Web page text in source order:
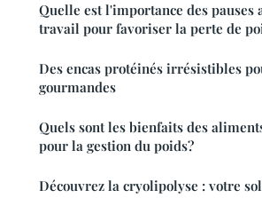
Quelle est l'importance des pauses
travail pour favoriser la perte de
Des encas protéinés irrésistibles
gourmandes
Quels sont les bienfaits des
pour la gestion du poids?
Découvrez la cryolipolyse : votre